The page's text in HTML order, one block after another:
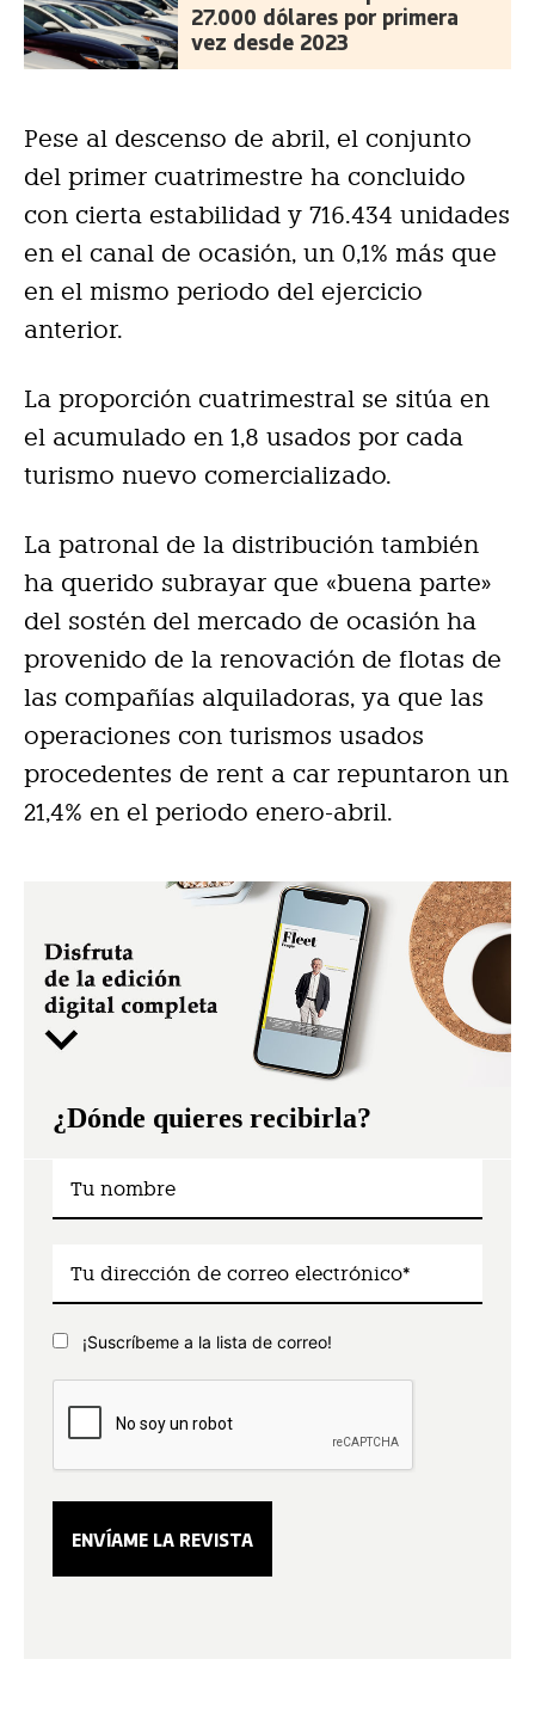
27.000 dólares por primera
vez desde 2023
Pese al descenso de abril, el conjunto
del primer cuatrimestre ha concluido
con cierta estabilidad y 716.434 unidades
en el canal de ocasión, un 0,1% más que
en el mismo periodo del ejercicio
anterior.
La proporción cuatrimestral se sitúa en
el acumulado en 1,8 usados por cada
turismo nuevo comercializado.
La patronal de la distribución también
ha querido subrayar que «buena parte»
del sostén del mercado de ocasión ha
provenido de la renovación de flotas de
las compañías alquiladoras, ya que las
operaciones con turismos usados
procedentes de rent a car repuntaron un
21,4% en el periodo enero-abril.
¿Dónde quieres recibirla?
¡Suscríbeme a la lista de correo!